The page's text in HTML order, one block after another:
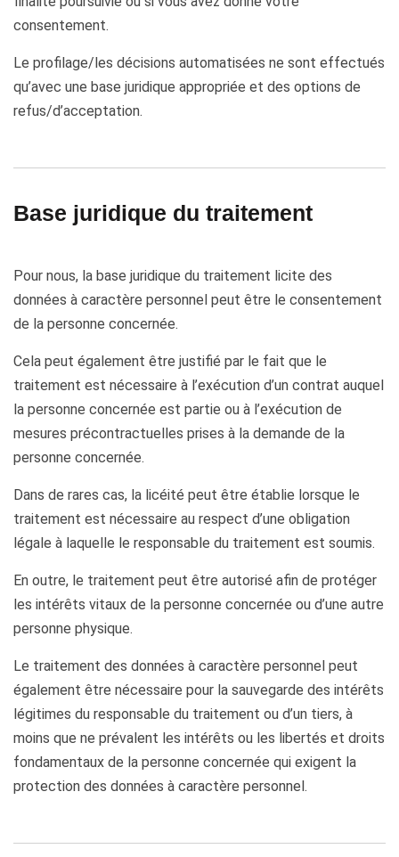
consentement.
Le profilage/les décisions automatisées ne sont effectués
qu’avec une base juridique appropriée et des options de
refus/d’acceptation.
Base juridique du traitement
Pour nous, la base juridique du traitement licite des
données à caractère personnel peut être le consentement
de la personne concernée.
Cela peut également être justifié par le fait que le
traitement est nécessaire à l’exécution d’un contrat auquel
la personne concernée est partie ou à l’exécution de
mesures précontractuelles prises à la demande de la
personne concernée.
Dans de rares cas, la licéité peut être établie lorsque le
traitement est nécessaire au respect d’une obligation
légale à laquelle le responsable du traitement est soumis.
En outre, le traitement peut être autorisé afin de protéger
les intérêts vitaux de la personne concernée ou d’une autre
personne physique.
Le traitement des données à caractère personnel peut
également être nécessaire pour la sauvegarde des intérêts
légitimes du responsable du traitement ou d’un tiers, à
moins que ne prévalent les intérêts ou les libertés et droits
fondamentaux de la personne concernée qui exigent la
protection des données à caractère personnel.